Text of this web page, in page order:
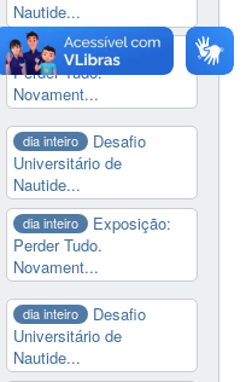
Nautide...
dia inteiro
Exposição:
Perder Tudo.
Novament...
dia inteiro
Desafio
Universitário de
Nautide...
dia inteiro
Exposição:
Perder Tudo.
Novament...
dia inteiro
Desafio
Universitário de
Nautide...